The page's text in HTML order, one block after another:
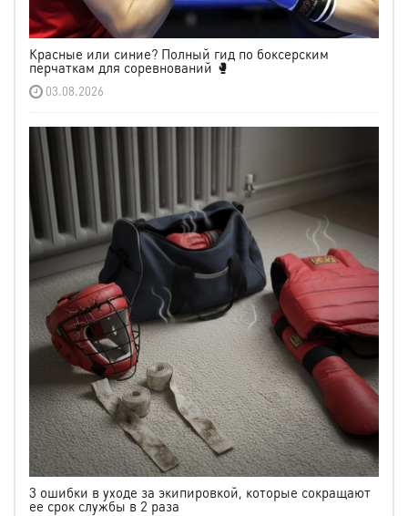
Красные или синие? Полный гид по боксерским
перчаткам для соревнований 🥊
03.08.2026
3 ошибки в уходе за экипировкой, которые сокращают
ее срок службы в 2 раза